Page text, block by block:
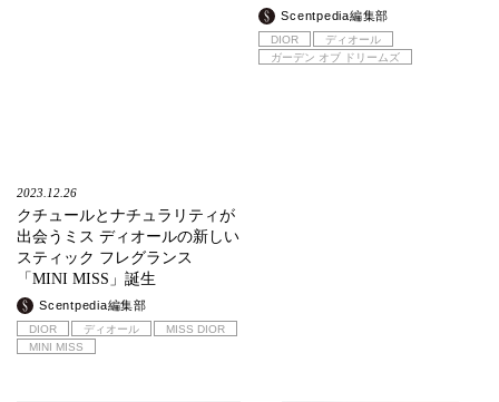
2023.12.26
クチュールとナチュラリティが
出会うミス ディオールの新しい
スティック フレグランス
「MINI MISS」誕生
Scentpedia編集部
DIOR ディオール
MISS DIOR
MINI MISS
Scentpedia編集部
DIOR
ディオール
ガーデン オブ ドリームズ